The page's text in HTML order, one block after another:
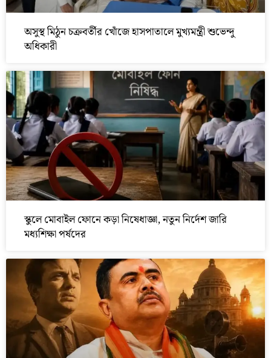
অসুস্থ মিঠুন চক্রবর্তীর খোঁজে হাসপাতালে মুখ্যমন্ত্রী শুভেন্দু
অধিকারী
স্কুলে মোবাইল ফোনে কড়া নিষেধাজ্ঞা, নতুন নির্দেশ জারি
মধ্যশিক্ষা পর্ষদের